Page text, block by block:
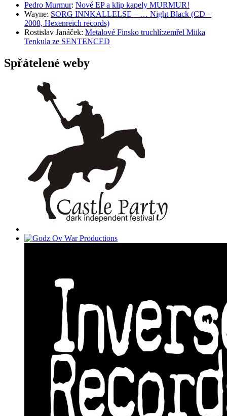
Pedro Murmur: Nové EP a klip kapely MURMUR!
Wayne: SORG INNKALLELSE – … Night Black (CD –
2008, Hexenreich records)
Rostislav Janáček: Metalové Finsko truchlí:zemřel Miika
Tenkula ze SENTENCED
Spřátelené weby